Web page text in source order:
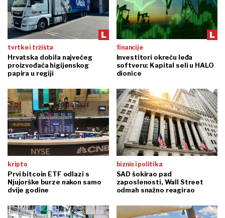
tvrtke i tržišta
Hrvatska dobila najvećeg
proizvođača higijenskog
papira u regiji
financije
Investitori okreću leđa
softveru: Kapital seli u HALO
dionice
kripto
Prvi bitcoin ETF odlazi s
Njujorške burze nakon samo
dvije godine
biznis i politika
SAD šokirao pad
zaposlenosti, Wall Street
odmah snažno reagirao